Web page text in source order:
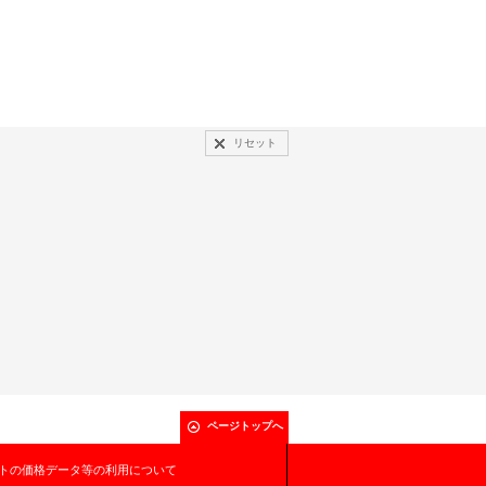
リセット
ページトップへ
の価格データ等の利用について